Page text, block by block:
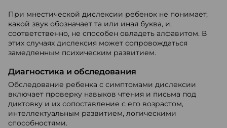
При мнестической дислексии ребенок не понимает,
какой звук обозначает та или иная буква, и,
соответственно, не способен овладеть алфавитом. В
этих случаях дислексия может сопровождаться
замедленным психическим развитием.
Диагностика и обследования
Обследование ребенка с симптомами дислексии
включает проверку навыков чтения и письма под
диктовку и их сопоставление с его возрастом,
интеллектуальным развитием, логическими
способностями.